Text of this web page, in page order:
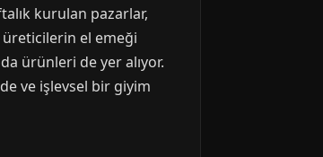
kurulan pazarlar,
el emeği
ürünleri de yer alıyor.
ve işlevsel bir giyim